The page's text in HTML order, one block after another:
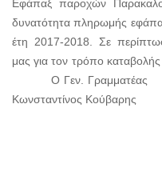
Εφάπαξ παροχών
δυνατότητα πληρωμής
έτη 2017-2018. Σε
μας για τον τρόπο
Ο Γεν.
Κωνσταντίνος Κούβαρης